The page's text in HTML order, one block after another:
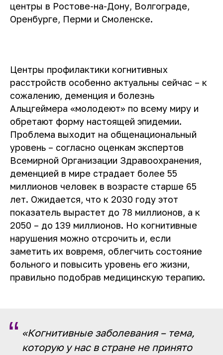
центры в Ростове-на-Дону, Волгограде,
Оренбурге, Перми и Смоленске.
Центры профилактики когнитивных
расстройств особенно актуальны сейчас – к
сожалению, деменция и болезнь
Альцгеймера «молодеют» по всему миру и
обретают форму настоящей эпидемии.
Проблема выходит на общенациональный
уровень – согласно оценкам экспертов
Всемирной Организации Здравоохранения,
деменцией в мире страдает более 55
миллионов человек в возрасте старше 65
лет. Ожидается, что к 2030 году этот
показатель вырастет до 78 миллионов, а к
2050 – до 139 миллионов. Но когнитивные
нарушения можно отсрочить и, если
заметить их вовремя, облегчить состояние
больного и повысить уровень его жизни,
правильно подобрав медицинскую терапию.
“ «Когнитивные заболевания – тема,
которую у нас в стране не принято